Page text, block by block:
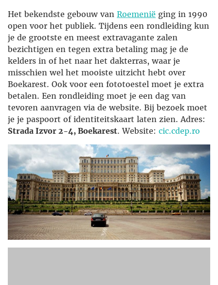
Het bekendste gebouw van Roemenië ging in 1990
open voor het publiek. Tijdens een rondleiding kun
je de grootste en meest extravagante zalen
bezichtigen en tegen extra betaling mag je de
kelders in of het naar het dakterras, waar je
misschien wel het mooiste uitzicht hebt over
Boekarest. Ook voor een fototoestel moet je extra
betalen. Een rondleiding moet je een dag van
tevoren aanvragen via de website. Bij bezoek moet
je je paspoort of identiteitskaart laten zien. Adres:
Strada Izvor 2-4, Boekarest. Website: cic.cdep.ro